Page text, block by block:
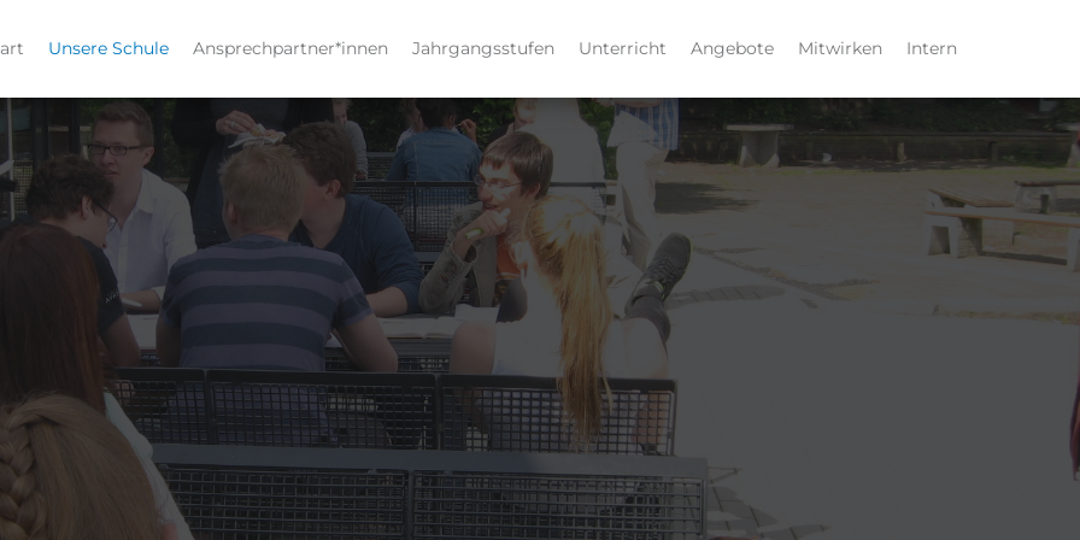
Unsere Schule Ansprechpartner*innen Jahrgangsstufen Unterricht Angebote Mitwirken Intern